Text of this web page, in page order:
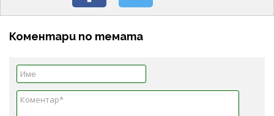
Коментари по темата